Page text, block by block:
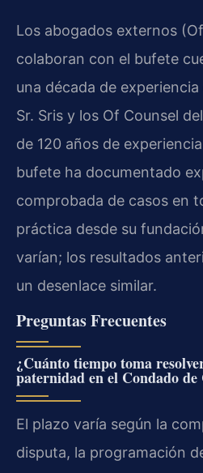
Los abogados externos
colaboran con el bufete
una década de
Sr. Sris y los Of Counsel
de 120 años de
bufete ha documentado
comprobada de casos en
práctica desde su
varían; los resultados
un desenlace similar.
Preguntas Frecuentes
¿Cuánto tiempo toma
paternidad en el Condado de
El plazo varía según la
disputa, la programación